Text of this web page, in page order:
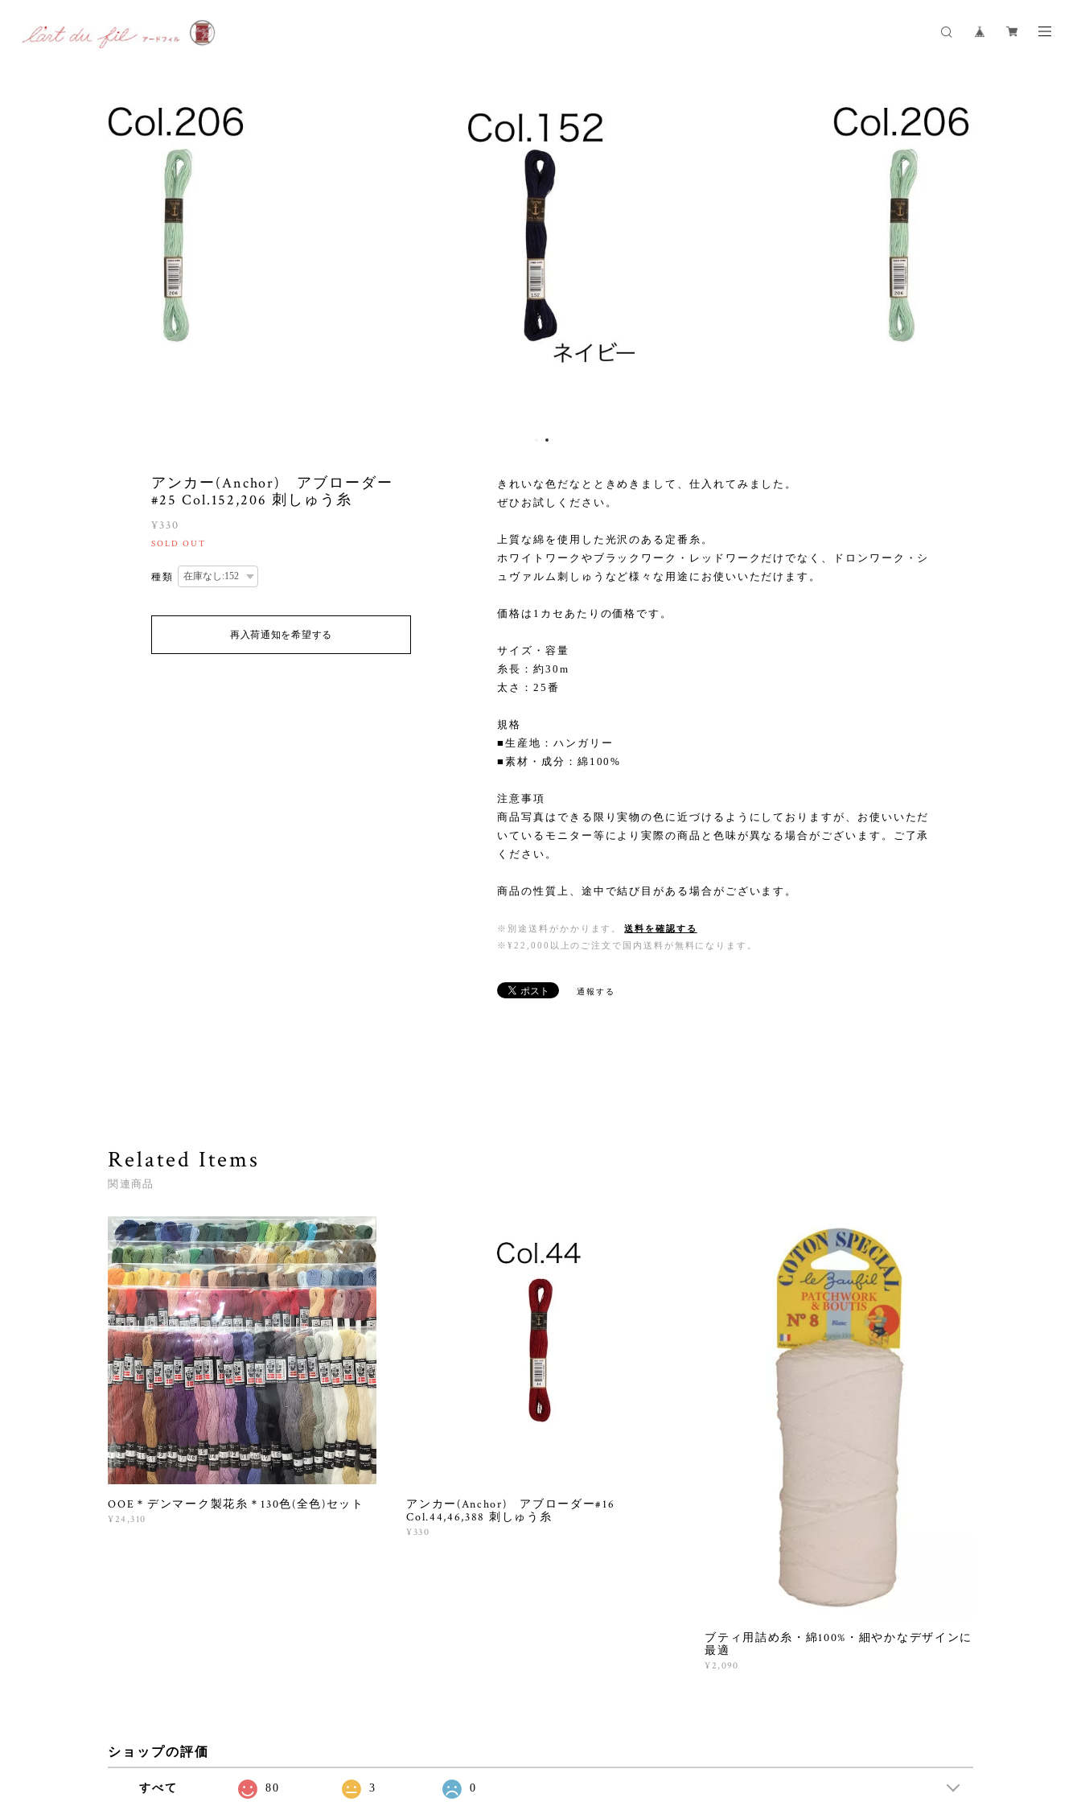
アンカー(Anchor) アブローダー
#25 Col.152,206 刺しゅう糸
¥330
SOLD OUT
種類
再入荷通知を希望する
きれいな色だなとときめきまして、仕入れてみました。
ぜひお試しください。
上質な綿を使用した光沢のある定番糸。
ホワイトワークやブラックワーク・レッドワークだけでなく、ドロンワーク・シ
ュヴァルム刺しゅうなど様々な用途にお使いいただけます。
価格は1カセあたりの価格です。
サイズ・容量
糸長：約30m
太さ：25番
規格
■生産地：ハンガリー
■素材・成分：綿100%
注意事項
商品写真はできる限り実物の色に近づけるようにしておりますが、お使いいただ
いているモニター等により実際の商品と色味が異なる場合がございます。ご了承
ください。
商品の性質上、途中で結び目がある場合がございます。
※別途送料がかかります。
送料を確認する
※¥22,000以上のご注文で国内送料が無料になります。
通報する
Related Items
関連商品
OOE＊デンマーク製花糸＊130色(全色)セット
¥24,310
アンカー(Anchor) アブローダー#16
Col.44,46,388 刺しゅう糸
¥330
ブティ用詰め糸・綿100%・細やかなデザインに
最適
¥2,090
ショップの評価
すべて 80 3 0